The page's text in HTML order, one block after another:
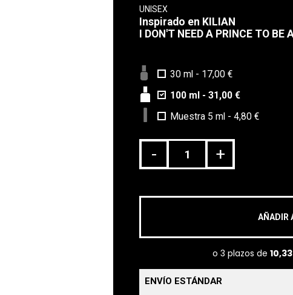
UNISEX
Inspirado en KILIAN
I DON'T NEED A PRINCE TO BE
30 ml - 17,00 €
100 ml - 31,00 €
Muestra 5 ml - 4,80 €
- +
AÑADIR
ENVÍO ESTÁNDAR